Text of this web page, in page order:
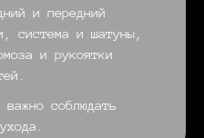
и передний
система и шатуны,
и рукоятки
важно соблюдать